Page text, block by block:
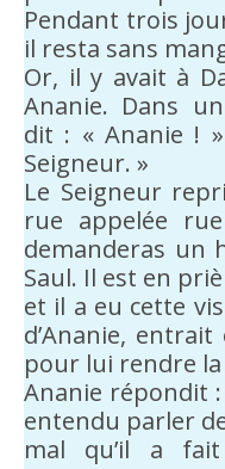
Pendant trois
il resta sans
Or, il y avait à
Ananie. Dans
dit : « Ananie !
Seigneur. »
Le Seigneur
rue appelée
demanderas un
Saul. Il est en
et il a eu cette
d’Ananie,
pour lui rendre la
Ananie répondit :
entendu parler
mal qu’il a